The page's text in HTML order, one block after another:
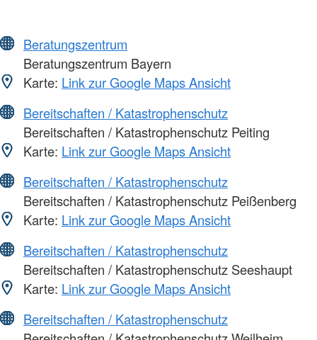
Beratungszentrum
Beratungszentrum Bayern
Karte: Link zur Google Maps Ansicht
Bereitschaften / Katastrophenschutz
Bereitschaften / Katastrophenschutz Peiting
Karte: Link zur Google Maps Ansicht
Bereitschaften / Katastrophenschutz
Bereitschaften / Katastrophenschutz Peißenberg
Karte: Link zur Google Maps Ansicht
Bereitschaften / Katastrophenschutz
Bereitschaften / Katastrophenschutz Seeshaupt
Karte: Link zur Google Maps Ansicht
Bereitschaften / Katastrophenschutz